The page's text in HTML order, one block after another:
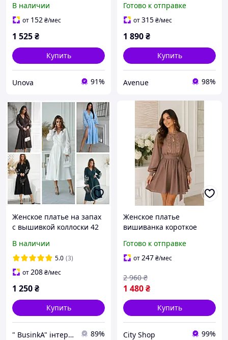
машинная вышивка
В наличии
от 152₴/мес
1 525₴
Купить
Unova 91%
Готово к отправке
от315₴/мес
1 890₴
Купить
Avenue 98%
Женское платье на запах
с вышивкой коллоски 42
вышиванка костяшки,
платье женское с вышивк
В наличии
5.0 (3)
от208₴/мес
1 250₴
Купить
" BusinkA" інтернет-магазин 89%
Женское платье
вишиванка короткое
вышивкой однотонное
стильное Этнические
рукавом
Готово к отправке
от247₴/мес
1 480₴
2 960 ₴
Купить
City Shop 99%